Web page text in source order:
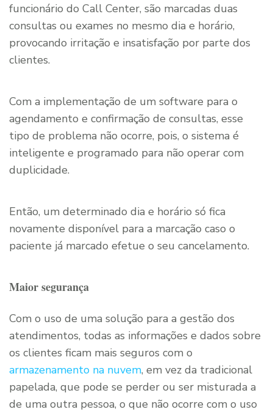
funcionário do Call Center, são marcadas duas
consultas ou exames no mesmo dia e horário,
provocando irritação e insatisfação por parte dos
clientes.
Com a implementação de um software para o
agendamento e confirmação de consultas, esse
tipo de problema não ocorre, pois, o sistema é
inteligente e programado para não operar com
duplicidade.
Então, um determinado dia e horário só fica
novamente disponível para a marcação caso o
paciente já marcado efetue o seu cancelamento.
Maior segurança
Com o uso de uma solução para a gestão dos
atendimentos, todas as informações e dados sobre
os clientes ficam mais seguros com o
armazenamento na nuvem, em vez da tradicional
papelada, que pode se perder ou ser misturada a
de uma outra pessoa, o que não ocorre com o uso